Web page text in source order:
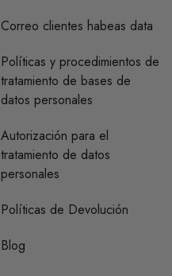
Correo clientes habeas data
Políticas y procedimientos de
tratamiento de bases de
datos personales
Autorización para el
tratamiento de datos
personales
Políticas de Devolución
Blog